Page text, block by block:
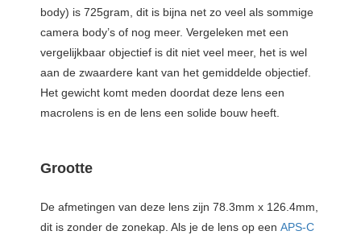
body) is 725gram, dit is bijna net zo veel als sommige
camera body’s of nog meer. Vergeleken met een
vergelijkbaar objectief is dit niet veel meer, het is wel
aan de zwaardere kant van het gemiddelde objectief.
Het gewicht komt meden doordat deze lens een
macrolens is en de lens een solide bouw heeft.
Grootte
De afmetingen van deze lens zijn 78.3mm x 126.4mm,
dit is zonder de zonekap. Als je de lens op een APS-C